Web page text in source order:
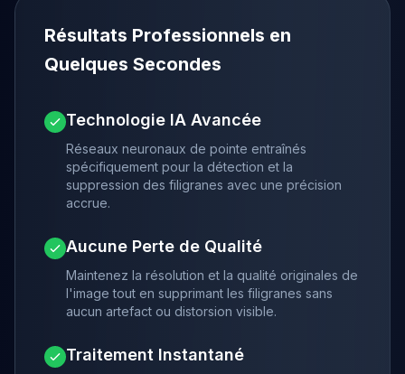
Résultats Professionnels en
Quelques Secondes
Technologie IA Avancée
Réseaux neuronaux de pointe entraînés
spécifiquement pour la détection et la
suppression des filigranes avec une précision
accrue.
Aucune Perte de Qualité
Maintenez la résolution et la qualité originales de
l'image tout en supprimant les filigranes sans
aucun artefact ou distorsion visible.
Traitement Instantané